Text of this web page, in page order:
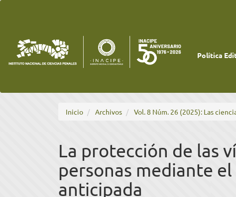
Barra
lateral
Política
Inicio Archivos Vol. 8 Núm. 26 (2025): Las
La protección de las
personas mediante
anticipada